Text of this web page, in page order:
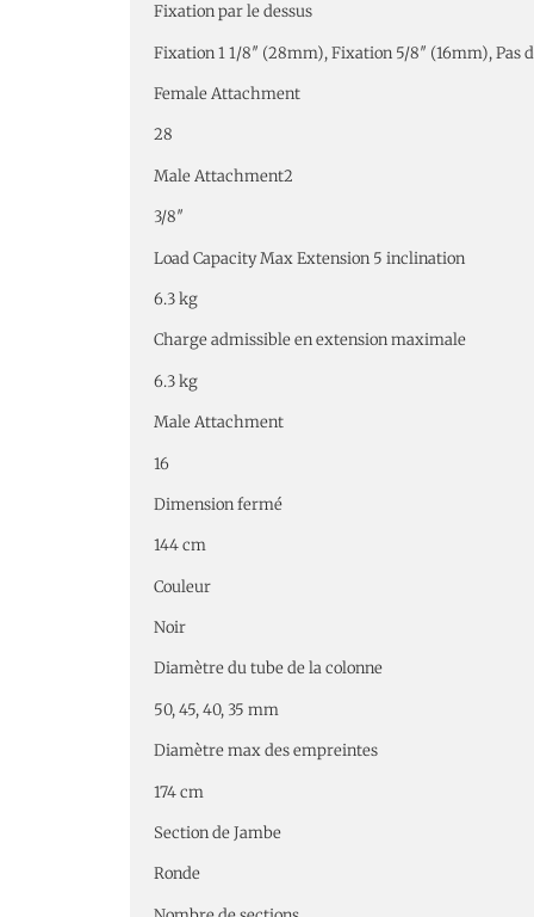
Fixation par le dessus
Fixation 1 1/8″ (28mm), Fixation 5/8″ (16mm), Pas
Female Attachment
28
Male Attachment2
3/8″
Load Capacity Max Extension 5 inclination
6.3 kg
Charge admissible en extension maximale
6.3 kg
Male Attachment
16
Dimension fermé
144 cm
Couleur
Noir
Diamètre du tube de la colonne
50, 45, 40, 35 mm
Diamètre max des empreintes
174 cm
Section de Jambe
Ronde